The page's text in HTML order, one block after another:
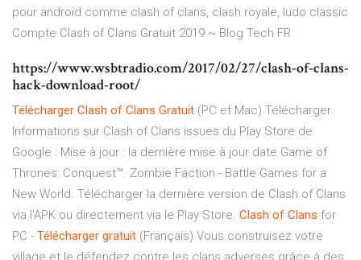
pour android comme clash of clans, clash royale, ludo classic
Compte Clash of Clans Gratuit 2019 ~ Blog Tech FR
https://www.wsbtradio.com/2017/02/27/clash-of-clans-
hack-download-root/
Télécharger Clash of Clans Gratuit (PC et Mac) Télécharger.
Informations sur Clash of Clans issues du Play Store de
Google : Mise à jour : la dernière mise à jour date Game of
Thrones: Conquest™. Zombie Faction - Battle Games for a
New World. Télécharger la dernière version de Clash of Clans
via l'APK ou directement via le Play Store. Clash of Clans for
PC - Télécharger gratuit (Français) Vous construisez votre